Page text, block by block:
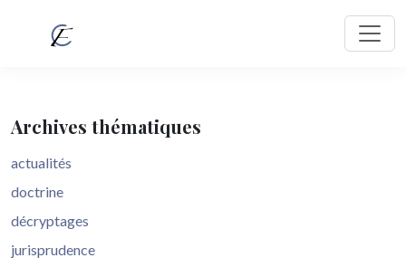
Archives thématiques
actualités
doctrine
décryptages
jurisprudence